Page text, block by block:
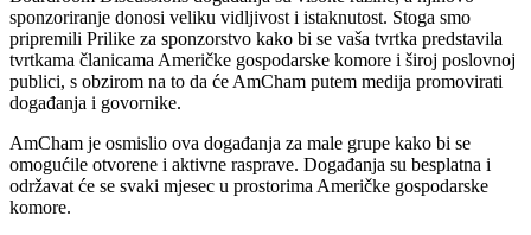
sponzoriranje donosi veliku vidljivost i istaknutost. Stoga smo
pripremili Prilike za sponzorstvo kako bi se vaša tvrtka predstavila
tvrtkama članicama Američke gospodarske komore i široj poslovnoj
publici, s obzirom na to da će AmCham putem medija promovirati
događanja i govornike.
AmCham je osmislio ova događanja za male grupe kako bi se
omogućile otvorene i aktivne rasprave. Događanja su besplatna i
održavat će se svaki mjesec u prostorima Američke gospodarske
komore.